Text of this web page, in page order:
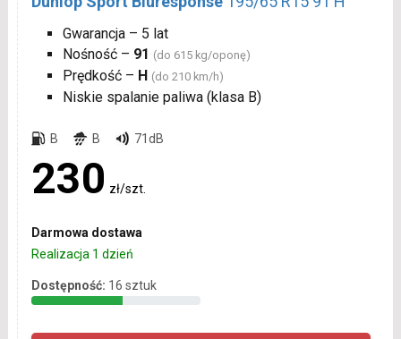
Gwarancja – 5 lat
Nośność – 91 (do 615 kg/oponę)
Prędkość – H (do 210 km/h)
Niskie spalanie paliwa (klasa B)
B B 71dB
230 zł/szt.
Darmowa dostawa
Realizacja 1 dzień
Dostępność: 16 sztuk